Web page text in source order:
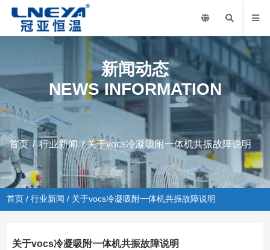
新闻动态
NEWS INFORMATION
首页 /行业新闻/ 关于vocs冷凝吸附一体机共振故障说明
首页 /行业新闻 / 关于vocs冷凝吸附一体机共振故障说明
关于vocs冷凝吸附一体机共振故障说明